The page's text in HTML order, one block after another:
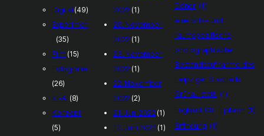
Digital (49)
Experimen
t(35)
Film (15)
Fotografie
(26)
KI-AI (8)
Konzept
(5)
2022 (1)
26. November
2022 (1)
23. November
2022 (1)
22. November
2022 (2)
21. Juni 2022 (1)
12. Juni 2022 (1)
Döner (1)
eine orts– und
raumspezifische
photographische
Bestandsaufnahme des
Leipziger Stadtteils
Grünau statt. (1)
England (3) Epitaph (1)
Erfindung (1)